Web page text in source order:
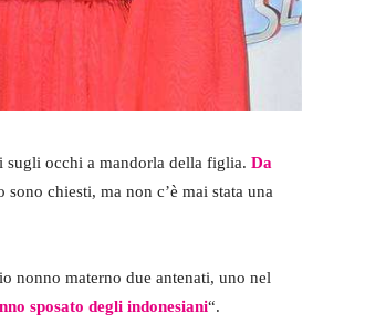
occhi a mandorla della figlia. Da
sono chiesti, ma non c’è mai stata una
nonno materno due antenati, uno nel
sposato degli indonesiani“.